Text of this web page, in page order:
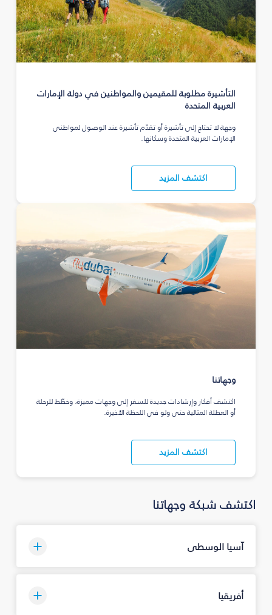
التأشيرة مطلوبة للمقيمين والمواطنين في دولة الإمارات
العربية المتحدة
وجهة لا تحتاج إلى تأشيرة أو تقدّم تأشيرة عند الوصول لمواطني
الإمارات العربية المتحدة وسكانها.
اكتشف المزيد
وجهاتنا
اكتشف أفكار وإرشادات جديدة للسفر إلى وجهات مميزة، وخطّط للرحلة
أو العطلة المثالية حتى ولو في اللحظة الأخيرة.
اكتشف المزيد
اكتشف شبكة وجهاتنا
آسيا الوسطى
أفريقيا